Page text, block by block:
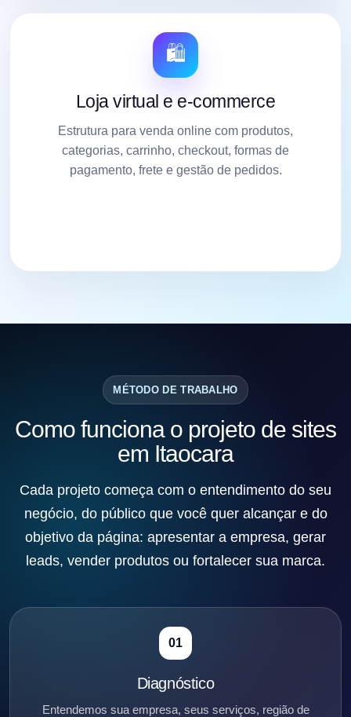
🛍️
Loja virtual e e-commerce
Estrutura para venda online com produtos,
categorias, carrinho, checkout, formas de
pagamento, frete e gestão de pedidos.
MÉTODO DE TRABALHO
Como funciona o projeto de sites
em Itaocara
Cada projeto começa com o entendimento do seu
negócio, do público que você quer alcançar e do
objetivo da página: apresentar a empresa, gerar
leads, vender produtos ou fortalecer sua marca.
01
Diagnóstico
Entendemos sua empresa, seus serviços, região de